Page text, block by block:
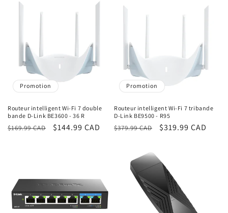
Promotion
Routeur intelligent Wi-Fi 7 double
bande D-Link BE3600 - 36 R
Prix
$169.99 CAD
Prix
$144.99 CAD
Promotion
Routeur intelligent Wi-Fi 7 tribande
D-Link BE9500 - R95
Prix
$379.99 CAD
Prix
$319.99 CAD